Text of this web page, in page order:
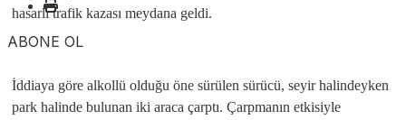
ABONE OL
hasarlı trafik kazası meydana geldi.
İddiaya göre alkollü olduğu öne sürülen sürücü, seyir halindeyken
park halinde bulunan iki araca çarptı. Çarpmanın etkisiyle